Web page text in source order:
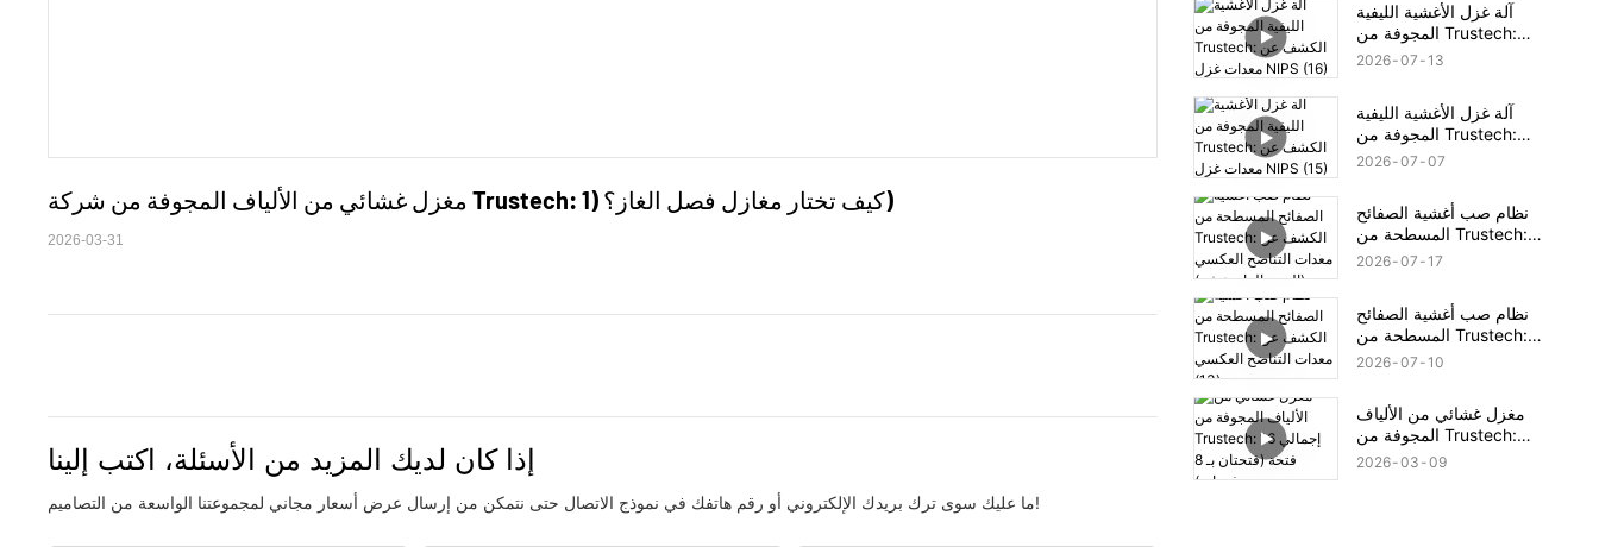
مغزل غشائي من الألياف المجوفة من شركة Trustech: كيف تختار مغازل فصل الغاز؟ (1)
2026-03-31
إذا كان لديك المزيد من الأسئلة، اكتب إلينا
ما عليك سوى ترك بريدك الإلكتروني أو رقم هاتفك في نموذج الاتصال حتى نتمكن من إرسال عرض أسعار مجاني لمجموعتنا الواسعة من التصاميم!
آلة غزل الأغشية الليفية
المجوفة من Trustech:
الكشف عن معدات غزل
2026 07 13
آلة غزل الأغشية الليفية
المجوفة من Trustech:
الكشف عن معدات غزل
2026 07 07
نظام صب أغشية الصفائح
المسطحة من Trustech:
الكشف عن معدات التناضح
2026 07 17
نظام صب أغشية الصفائح
المسطحة من Trustech:
الكشف عن معدات التناضح
2026 07 10
مغزل غشائي من الألياف
المجوفة من Trustech:
إجمالي 16 فتحة (فتحتان بـ
2026 03 09